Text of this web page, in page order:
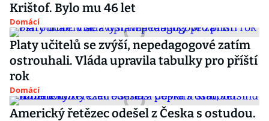
Krištof. Bylo mu 46 let
Domácí
Platy učitelů se zvýší, nepedagogové zatím
ostrouhali. Vláda upravila tabulky pro příští
rok
Domácí
Americký řetězec odešel z Česka s ostudou.